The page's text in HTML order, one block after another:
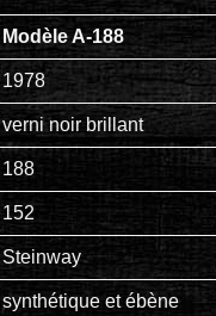
Modèle A-188
1978
verni noir brillant
188
152
Steinway
synthétique et ébène